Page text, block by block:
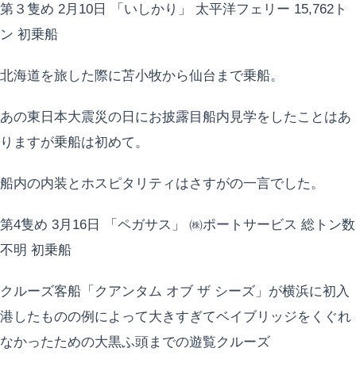
第３隻め 2月10日 「いしかり」 太平洋フェリー 15,762ト
ン 初乗船
北海道を旅した際に苫小牧から仙台まで乗船。
あの東日本大震災の日にお披露目船内見学をしたことはあ
りますが乗船は初めて。
船内の内装とホスピタリティはさすがの一言でした。
第4隻め 3月16日 「ペガサス」 ㈱ポートサービス 総トン数
不明 初乗船
クルーズ客船「クアンタム オブ ザ シーズ」が横浜に初入
港したものの例によって大きすぎてベイブリッジをくぐれ
なかったための大黒ふ頭までの遊覧クルーズ